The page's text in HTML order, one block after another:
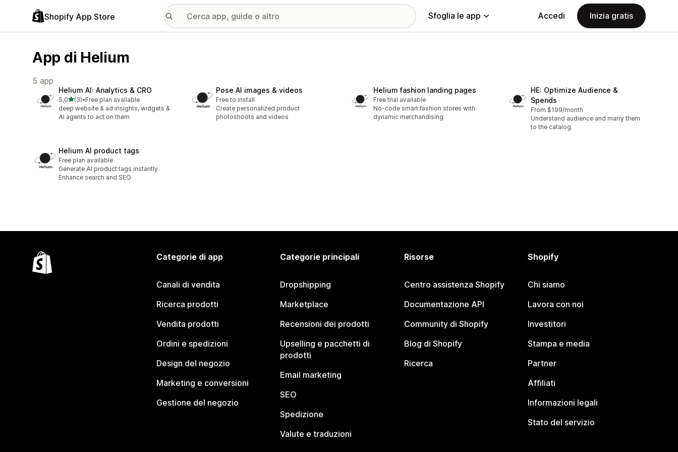
Shopify App Store Sfoglia le app Accedi Inizia gratis
App di Helium
5 app
Helium AI: Analytics & CRO
5,0stelle su 5
(3)
3 recensioni totali
•Free plan available
deep website & ad insights, widgets &
AI agents to act on them
Pose AI images & videos
Free to install
Create personalized product
photoshoots and videos
Helium fashion landing pages
Free trial available
No-code smart fashion stores with
dynamic merchandising
HE: Optimize Audience &
Spends
From $199/month
Understand audience and marry them
to the catalog
Helium AI product tags
Free plan available
Generate AI product tags instantly.
Enhance search and SEO
Categorie di app
Canali di vendita
Ricerca prodotti
Vendita prodotti
Ordini e spedizioni
Design del negozio
Marketing e conversioni
Gestione del negozio
Categorie principali
Dropshipping
Marketplace
Recensioni dei prodotti
Upselling e pacchetti di
prodotti
Email marketing
SEO
Spedizione
Valute e traduzioni
Risorse
Centro assistenza Shopify
Documentazione API
Community di Shopify
Blog di Shopify
Ricerca
Shopify
Chi siamo
Lavora con noi
Investitori
Stampa e media
Partner
Affiliati
Informazioni legali
Stato del servizio